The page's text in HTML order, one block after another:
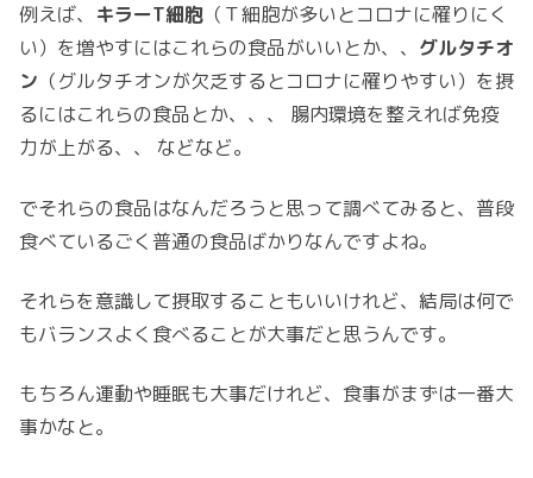
例えば、 キラーT細胞 （Ｔ細胞が多いとコロナに罹りにく
い）を増やすにはこれらの食品がいいとか、、 グルタチオ
ン （グルタチオンが欠乏するとコロナに罹りやすい）を摂
るにはこれらの食品とか、、、 腸内環境を整えれば免疫
力が上がる、、 などなど。
でそれらの食品はなんだろうと思って調べてみると、普段
食べているごく普通の食品ばかりなんですよね。
それらを意識して摂取することもいいけれど、結局は何で
もバランスよく食べることが大事だと思うんです。
もちろん運動や睡眠も大事だけれど、食事がまずは一番大
事かなと。